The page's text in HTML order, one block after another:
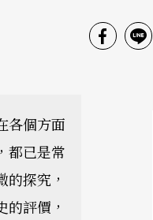
各個方面
都已是常
探究，
評價，